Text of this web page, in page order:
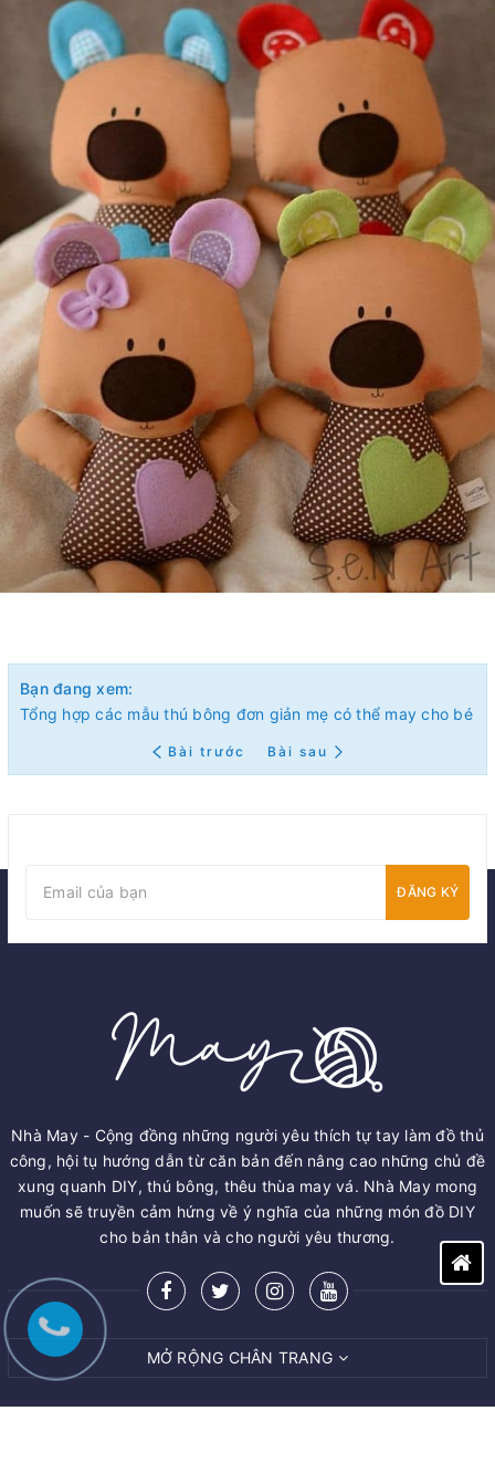
Bạn đang xem:
Tổng hợp các mẫu thú bông đơn giản mẹ có thể may cho bé
Bài trước Bài sau
ĐĂNG KÝ
Nhà May - Cộng đồng những người yêu thích tự tay làm đồ thủ
công, hội tụ hướng dẫn từ căn bản đến nâng cao những chủ đề
xung quanh DIY, thú bông, thêu thùa may vá. Nhà May mong
muốn sẽ truyền cảm hứng về ý nghĩa của những món đồ DIY
cho bản thân và cho người yêu thương.
MỞ RỘNG CHÂN TRANG